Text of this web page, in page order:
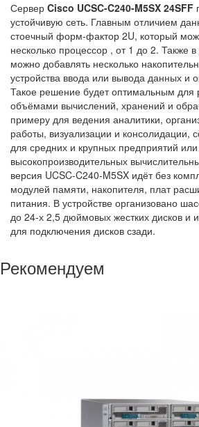
Сервер Cisco UCSC-C240-M5SX 24SFF
устойчивую сеть. Главным отличием
стоечный форм-фактор 2U, который
несколько процессор , от 1 до 2. Также
можно добавлять несколько
устройства ввода или вывода данных и
Такое решение будет оптимальным
объёмами вычислений, хранений и
примеру для ведения аналитики,
работы, визуализации и консолидации,
для средних и крупных предприятий
высокопроизводительных
версия UCSC-C240-M5SX идёт без
модулей памяти, накопителя, плат
питания. В устройстве организовано
до 24-х 2,5 дюймовых жестких дисков и
для подключения дисков сзади.
Рекомендуем